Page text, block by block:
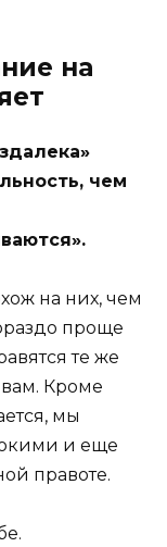
на
чем
на них, чем
проще
те же
Кроме
мы
и еще
правоте.